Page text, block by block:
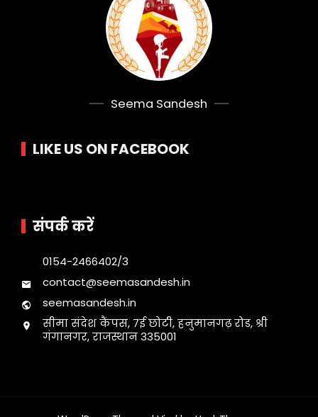
Seema Sandesh
LIKE US ON FACEBOOK
संपर्क करें
0154-2466402/3
contact@seemasandesh.in
seemasandesh.in
सीमा संदेश कैंपस, 7ई छोटी, हनुमानगढ़ रोड, श्री
गंगानगर, राजस्थान 335001